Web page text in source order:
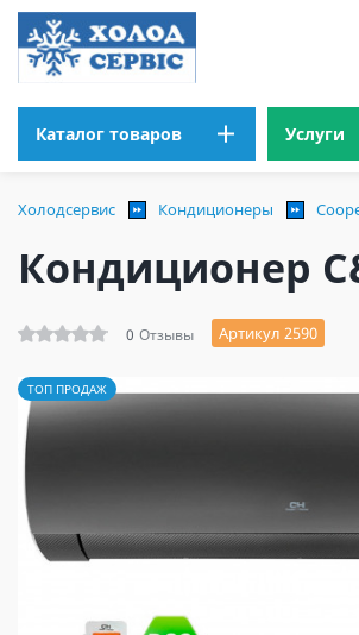
Каталог товаров Услуги
Холодсервис Кондиционеры
Кондиционер
0 Отзывы Артикул 2590
ТОП ПРОДАЖ